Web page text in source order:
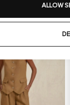
ALLOW